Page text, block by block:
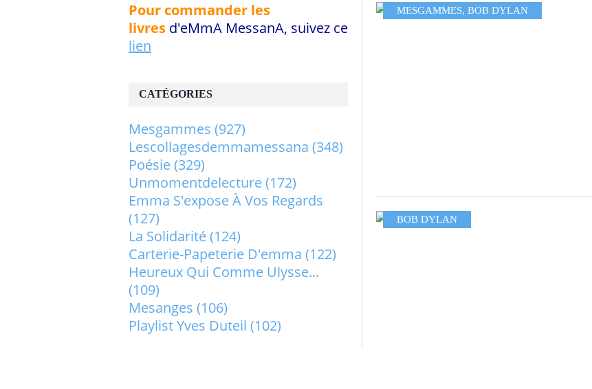
MESGAMMES, BOB DYLAN
BOB DYLAN
CATÉGORIES
Mesgammes (927)
Lescollagesdemmamessana (348)
Poésie(329)
Unmomentdelecture(172)
Emma S'expose À Vos Regards
(127)
La Solidarité(124)
Carterie-Papeterie D'emma (122)
Heureux Qui Comme Ulysse...
(109)
Mesanges (106)
Playlist Yves Duteil (102)
Pour commander les
livres d'eMmA MessanA, suivez ce
lien